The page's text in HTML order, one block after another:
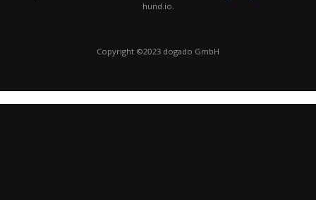
hund.io.
Copyright ©2023 dogado GmbH